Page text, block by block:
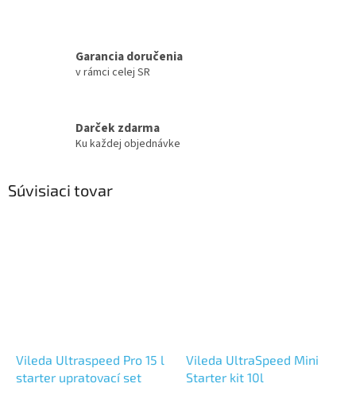
Garancia doručenia
v rámci celej SR
Darček zdarma
Ku každej objednávke
Súvisiaci tovar
Vileda Ultraspeed Pro 15 l
starter upratovací set
Vileda UltraSpeed Mini
Starter kit 10l